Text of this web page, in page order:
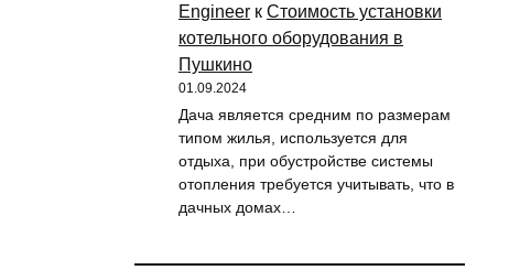
Engineer к Стоимость установки
котельного оборудования в
Пушкино
01.09.2024
Дача является средним по размерам
типом жилья, используется для
отдыха, при обустройстве системы
отопления требуется учитывать, что в
дачных домах…